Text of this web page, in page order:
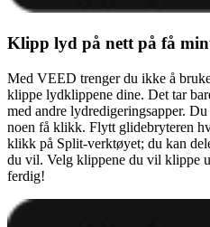
Klipp lyd på nett på få
Med VEED trenger du ikke å
klippe lydklippene dine. Det tar
med andre lydredigeringsapper.
noen få klikk. Flytt glidebryteren
klikk på Split-verktøyet; du kan
du vil. Velg klippene du vil klippe
ferdig!